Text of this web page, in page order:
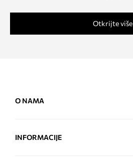
Otkrijte više
O NAMA
INFORMACIJE